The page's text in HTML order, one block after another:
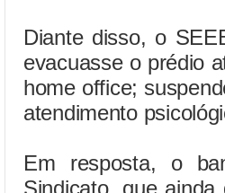
Diante disso, o
evacuasse o prédio
home office;
atendimento
Em resposta, o
Sindicato, que